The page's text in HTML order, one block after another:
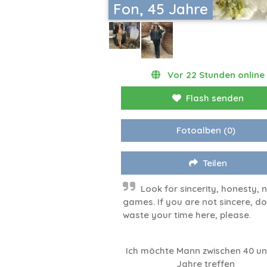
Fon, 45 Jahre
Vor 22 Stunden online
Flash senden
Fotoalben (0)
Teilen
Look for sincerity, honesty,
games. If you are not sincere,
waste your time here, please.
Ich möchte Mann zwischen 40
Jahre treffen